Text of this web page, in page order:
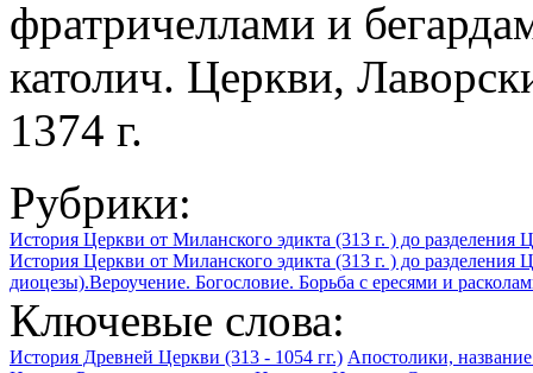
фратричеллами и
католич. Церкви,
1374 г.
Рубрики:
История Церкви от Миланского эдикта (313 г. ) до разделения
История Церкви от Миланского эдикта (313 г. ) до
диоцезы).Вероучение. Богословие. Борьба с ересями и
Ключевые слова:
История Древней Церкви (313 - 1054 гг.) Апостолики,